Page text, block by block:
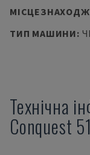
ТИП МАШИНИ:
Технічна
Conquest